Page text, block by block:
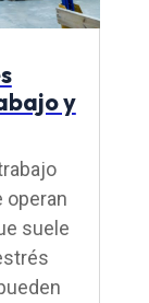
y
operan
suele